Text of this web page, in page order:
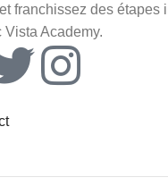
franchissez des étapes
Academy.